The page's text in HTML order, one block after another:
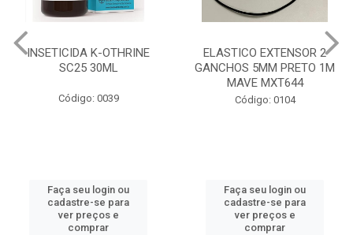
INSETICIDA K-OTHRINE
SC25 30ML
Código: 0039
Faça seu login ou
cadastre-se para
ver preços e
comprar
ELASTICO EXTENSOR 2
GANCHOS 5MM PRETO 1M
MAVE MXT644
Código: 0104
Faça seu login ou
cadastre-se para
ver preços e
comprar